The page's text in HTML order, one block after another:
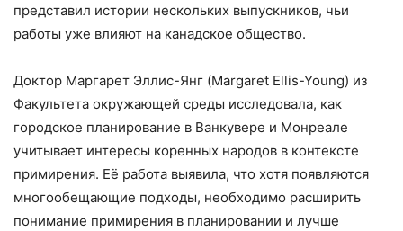
представил истории нескольких выпускников, чьи
работы уже влияют на канадское общество.
Доктор Маргарет Эллис-Янг (Margaret Ellis-Young) из
Факультета окружающей среды исследовала, как
городское планирование в Ванкувере и Монреале
учитывает интересы коренных народов в контексте
примирения. Её работа выявила, что хотя появляются
многообещающие подходы, необходимо расширить
понимание примирения в планировании и лучше